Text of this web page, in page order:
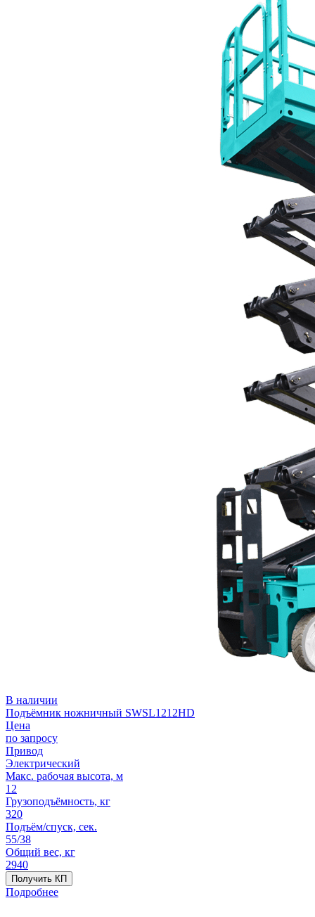
В наличии
Подъёмник ножничный SWSL1212HD
Цена
по запросу
Привод
Электрический
Макс. рабочая высота, м
12
Грузоподъёмность, кг
320
Подъём/спуск, сек.
55/38
Общий вес, кг
2940
Получить КП
Подробнее